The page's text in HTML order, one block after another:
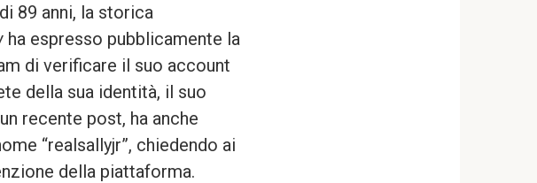
89 anni, la storica
ha espresso pubblicamente la
di verificare il suo account
della sua identità, il suo
recente post, ha anche
“realsallyjr”, chiedendo ai
della piattaforma.